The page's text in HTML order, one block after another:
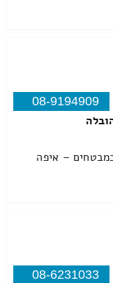
08-9194909
– איפה
08-6231033